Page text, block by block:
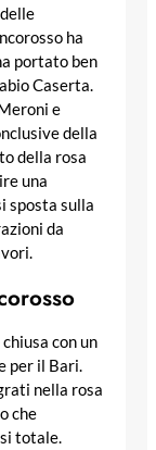
ha
portato ben
Caserta.
e
della
della rosa
una
sposta sulla
da
con un
per il Bari.
nella rosa
che
totale.